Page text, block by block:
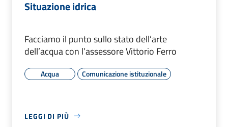
Situazione idrica
Facciamo il punto sullo stato dell’arte
dell’acqua con l’assessore Vittorio Ferro
Acqua Comunicazione istituzionale
LEGGI DI PIÙ